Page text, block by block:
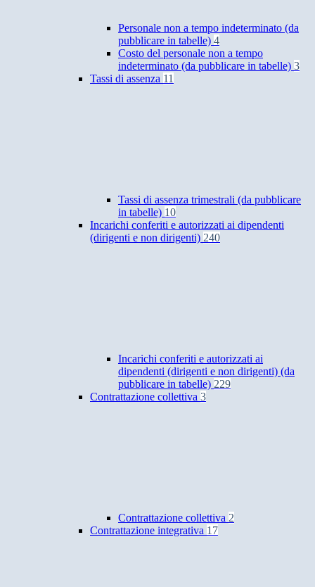
Personale non a tempo indeterminato (da
pubblicare in tabelle) 4
Costo del personale non a tempo
indeterminato (da pubblicare in tabelle) 3
Tassi di assenza 11
Tassi di assenza trimestrali (da pubblicare
in tabelle) 10
Incarichi conferiti e autorizzati ai dipendenti
(dirigenti e non dirigenti) 240
Incarichi conferiti e autorizzati ai
dipendenti (dirigenti e non dirigenti) (da
pubblicare in tabelle) 229
Contrattazione collettiva 3
Contrattazione collettiva 2
Contrattazione integrativa 17